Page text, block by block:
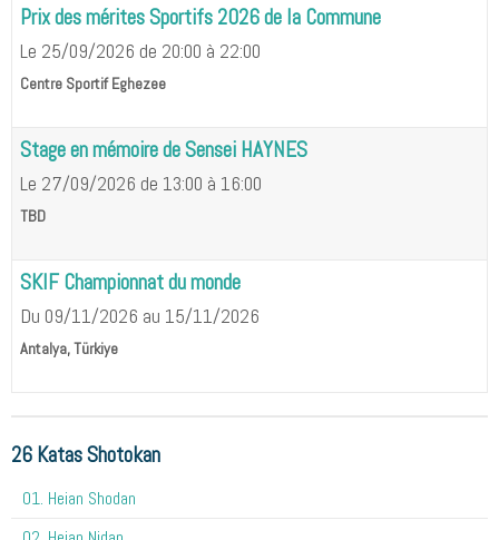
Prix des mérites Sportifs 2026 de la Commune
Le 25/09/2026 de 20:00 à 22:00
Centre Sportif Eghezee
Stage en mémoire de Sensei HAYNES
Le 27/09/2026 de 13:00 à 16:00
TBD
SKIF Championnat du monde
Du 09/11/2026 au 15/11/2026
Antalya, Türkiye
26 Katas Shotokan
01. Heian Shodan